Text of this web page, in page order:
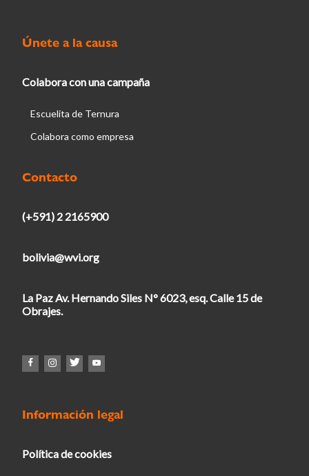
Únete a la causa
Colabora con una campaña
Escuelita de Ternura
Colabora como empresa
Contacto
(+591) 2 2165900
bolivia@wvi.org
La Paz Av. Hernando Siles N° 6023, esq. Calle 15 de
Obrajes.
Información legal
Política de cookies